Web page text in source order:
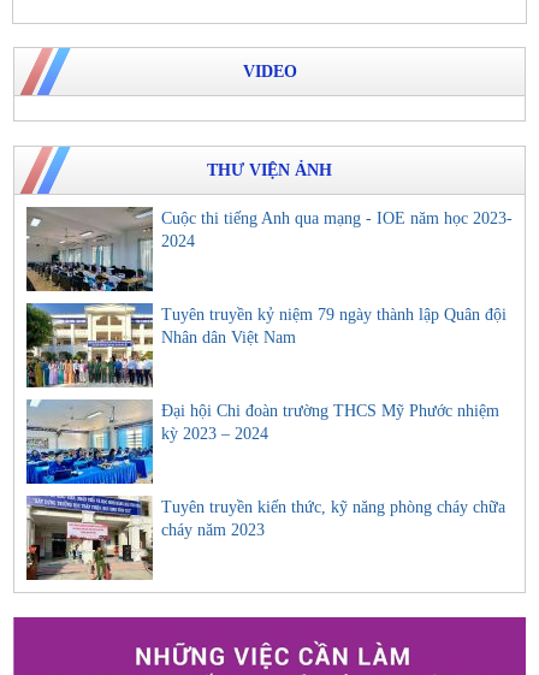
VIDEO
THƯ VIỆN ẢNH
Cuộc thi tiếng Anh qua mạng - IOE năm học 2023-
2024
Tuyên truyền kỷ niệm 79 ngày thành lập Quân đội
Nhân dân Việt Nam
Đại hội Chi đoàn trường THCS Mỹ Phước nhiệm
kỳ 2023 – 2024
Tuyên truyền kiến thức, kỹ năng phòng cháy chữa
cháy năm 2023